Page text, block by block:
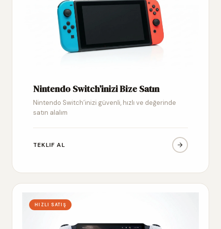
Nintendo Switch’inizi Bize Satın
Nintendo Switch’inizi güvenli, hızlı ve değerinde
satın alalım
TEKLIF AL
HIZLI SATIŞ